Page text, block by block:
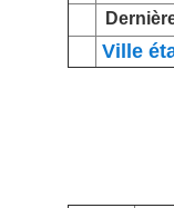
Ville